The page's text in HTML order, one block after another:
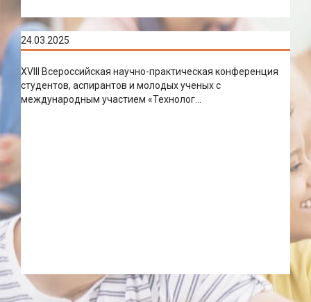
24.03.2025
XVIII Всероссийская научно-практическая конференция
студентов, аспирантов и молодых ученых с
международным участием «Технолог...